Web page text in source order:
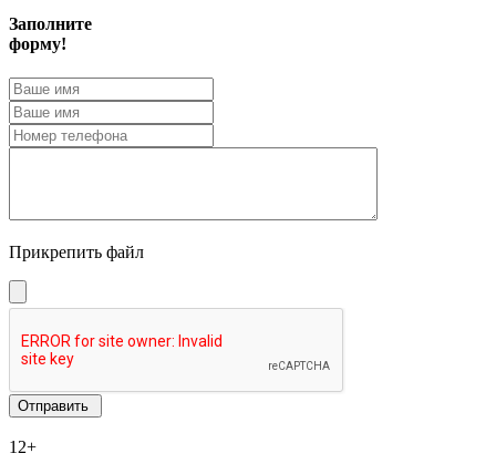
Заполните
форму!
Прикрепить файл
12+